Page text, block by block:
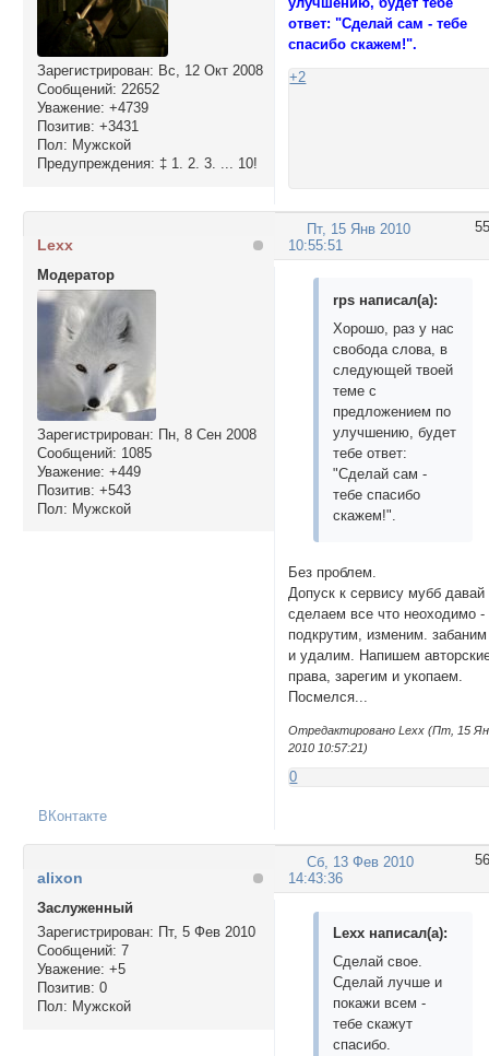
Зарегистрирован: Вс, 12 Окт 2008
Сообщений: 22652
Уважение: +4739
Позитив: +3431
Пол: Мужской
Предупреждения: ‡ 1. 2. 3. ... 10!
ответ: "Сделай сам - тебе
спасибо скажем!".
+2
55
Пт, 15 Янв 2010
10:55:51
Lexx
Модератор
Зарегистрирован: Пн, 8 Сен 2008
Сообщений: 1085
Уважение: +449
Позитив: +543
Пол: Мужской
rps написал(а):
Хорошо, раз у нас
свобода слова, в
следующей твоей
теме с
предложением по
улучшению, будет
тебе ответ:
"Сделай сам -
тебе спасибо
скажем!".
Без проблем.
Допуск к сервису мубб давай
сделаем все что неоходимо -
подкрутим, изменим. забаним
и удалим. Напишем
права, зарегим и укопаем.
Посмелся...
Отредактировано Lexx (Пт, 15
2010 10:57:21)
0
ВКонтакте
56
Сб, 13 Фев 2010
14:43:36
alixon
Заслуженный
Зарегистрирован: Пт, 5 Фев 2010
Сообщений: 7
Уважение: +5
Позитив: 0
Пол: Мужской
Lexx написал(а):
Сделай свое.
Сделай лучше и
покажи всем -
тебе скажут
спасибо.